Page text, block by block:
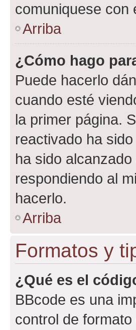
comuniquese con
Arriba
¿Cómo hago
Puede hacerlo
cuando esté
la primer página.
reactivado ha
ha sido
respondiendo al
hacerlo.
Arriba
Formatos y
¿Qué es el
BBcode es una
control de